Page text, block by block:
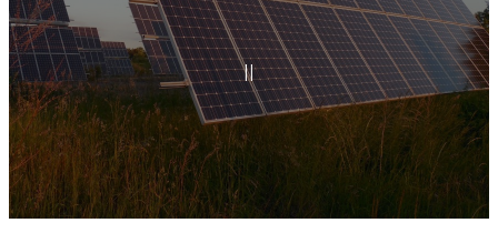
||